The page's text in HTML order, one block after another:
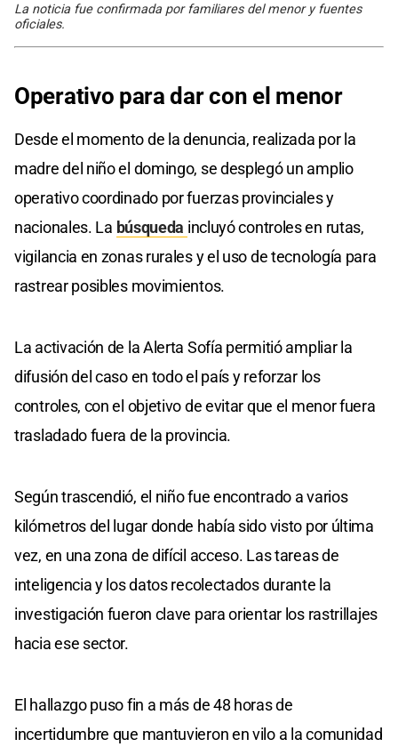
La noticia fue confirmada por familiares del menor y fuentes
oficiales.
Operativo para dar con el menor
Desde el momento de la denuncia, realizada por la
madre del niño el domingo, se desplegó un amplio
operativo coordinado por fuerzas provinciales y
nacionales. La búsqueda incluyó controles en rutas,
vigilancia en zonas rurales y el uso de tecnología para
rastrear posibles movimientos.
La activación de la Alerta Sofía permitió ampliar la
difusión del caso en todo el país y reforzar los
controles, con el objetivo de evitar que el menor fuera
trasladado fuera de la provincia.
Según trascendió, el niño fue encontrado a varios
kilómetros del lugar donde había sido visto por última
vez, en una zona de difícil acceso. Las tareas de
inteligencia y los datos recolectados durante la
investigación fueron clave para orientar los rastrillajes
hacia ese sector.
El hallazgo puso fin a más de 48 horas de
incertidumbre que mantuvieron en vilo a la comunidad